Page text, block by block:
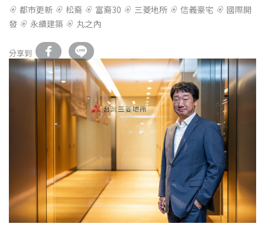
都市更新 松裔 富裔30 三菱地所 信義豪宅
國際開
發
永續建築 丸之內
分享到